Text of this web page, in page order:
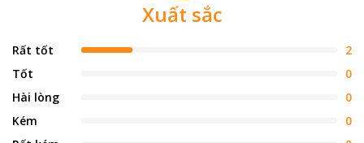
Xuất sắc
Rất tốt
2
Tốt
0
Hài lòng
0
Kém
0